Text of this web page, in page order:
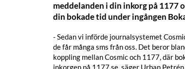
meddelanden i din inkorg på 1177
din bokade tid under ingången
- Sedan vi införde journalsystemet
de får många sms från oss. Det beror
koppling mellan Cosmic och 1177, där
inkorgen på 1177.se, säger Urban